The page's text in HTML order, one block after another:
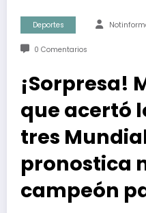
Deportes
0 Comentarios
¡Sorpresa!
que acertó
tres
pronostica
campeón